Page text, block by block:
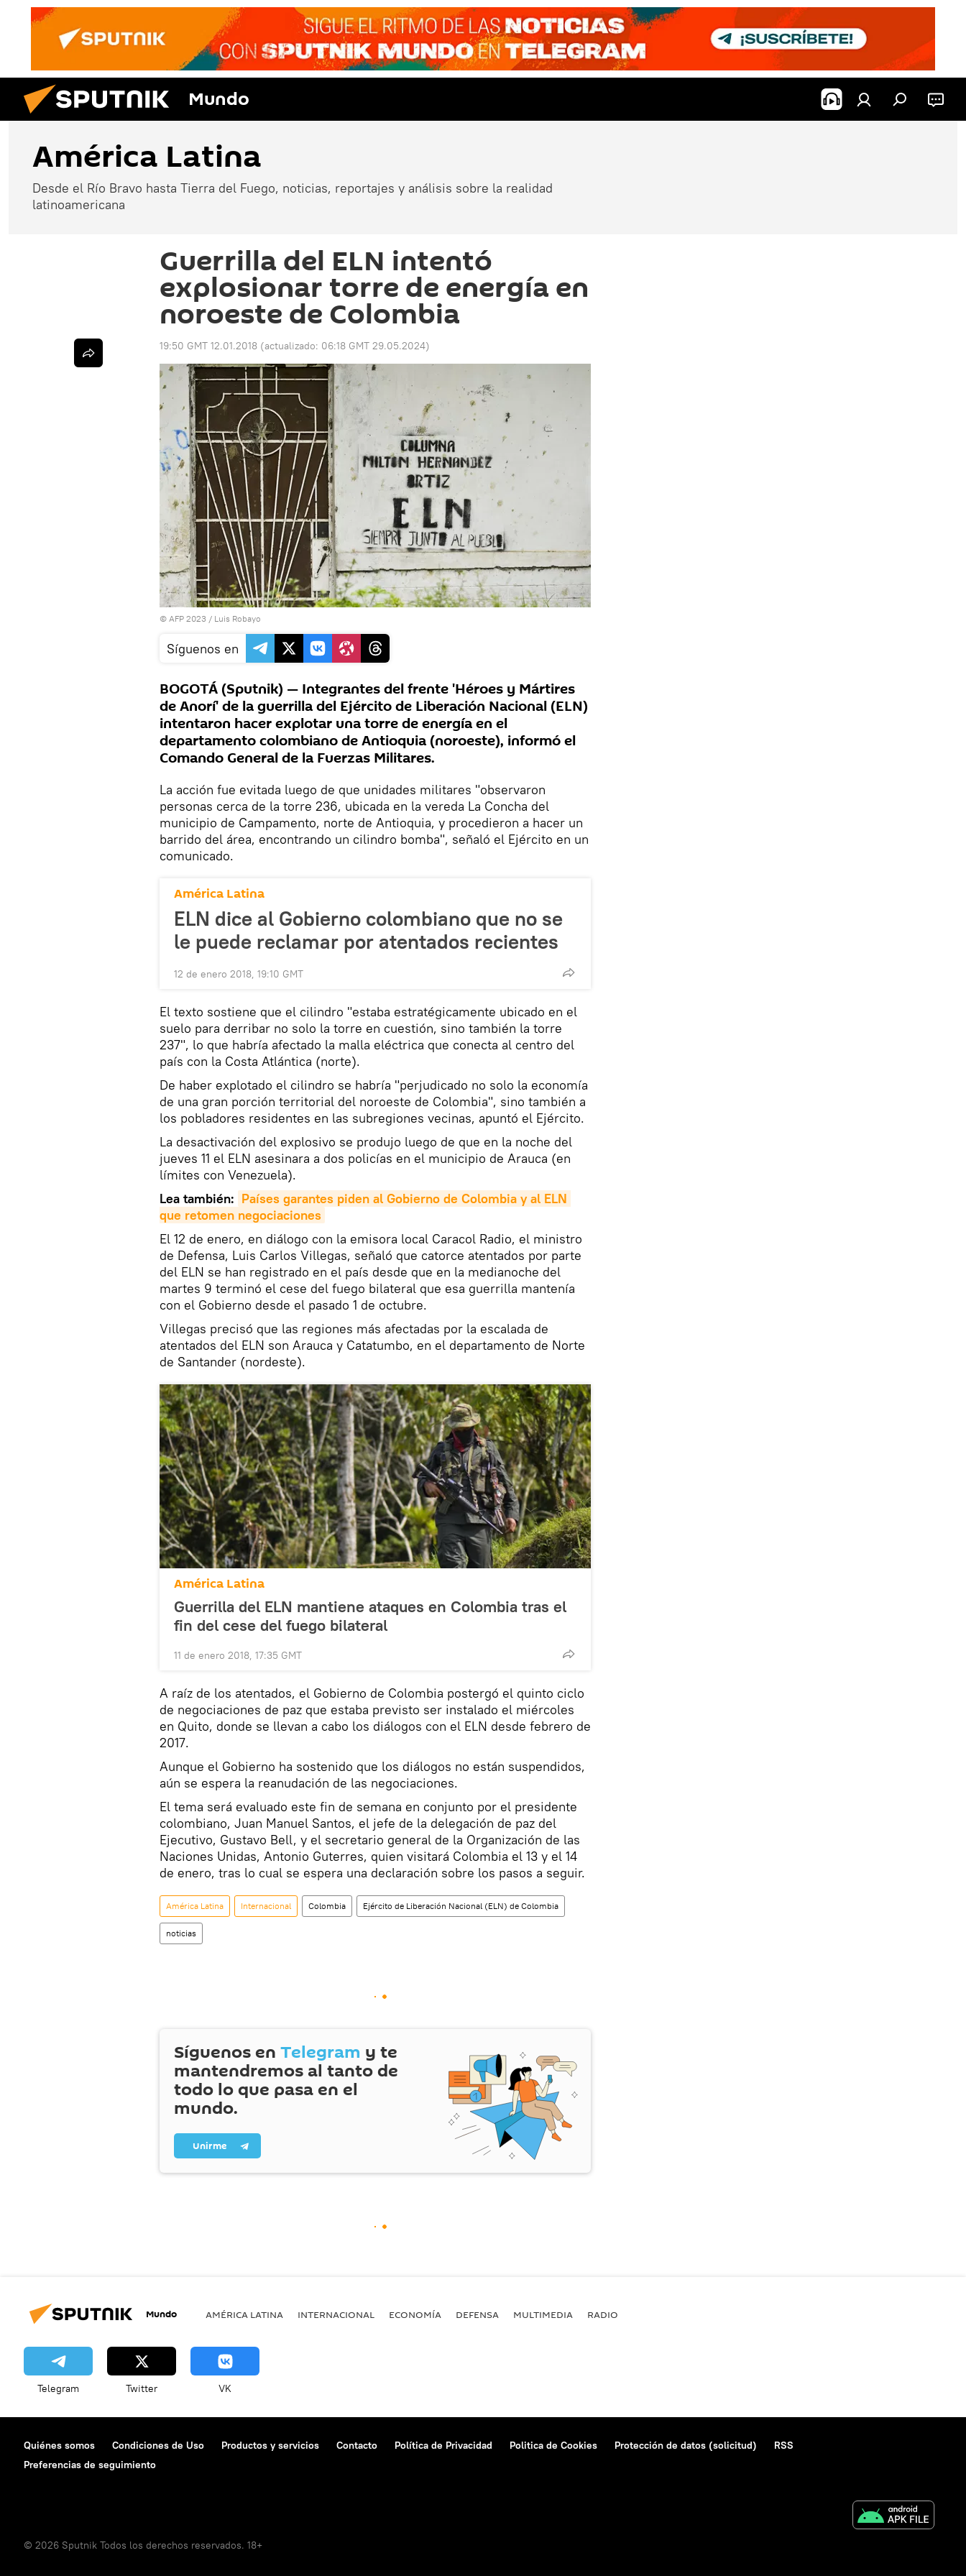
Mundo
América Latina
Desde el Río Bravo hasta Tierra del Fuego, noticias, reportajes y análisis sobre la realidad
latinoamericana
Guerrilla del ELN intentó
explosionar torre de energía en
noroeste de Colombia
19:50 GMT 12.01.2018 (actualizado: 06:18 GMT 29.05.2024)
© AFP 2023 / Luis Robayo
Síguenos en
BOGOTÁ (Sputnik) — Integrantes del frente 'Héroes y Mártires
de Anorí' de la guerrilla del Ejército de Liberación Nacional (ELN)
intentaron hacer explotar una torre de energía en el
departamento colombiano de Antioquia (noroeste), informó el
Comando General de la Fuerzas Militares.
La acción fue evitada luego de que unidades militares "observaron
personas cerca de la torre 236, ubicada en la vereda La Concha del
municipio de Campamento, norte de Antioquia, y procedieron a hacer un
barrido del área, encontrando un cilindro bomba", señaló el Ejército en un
comunicado.
América Latina
ELN dice al Gobierno colombiano que no se
le puede reclamar por atentados recientes
12 de enero 2018, 19:10 GMT
El texto sostiene que el cilindro "estaba estratégicamente ubicado en el
suelo para derribar no solo la torre en cuestión, sino también la torre
237", lo que habría afectado la malla eléctrica que conecta al centro del
país con la Costa Atlántica (norte).
De haber explotado el cilindro se habría "perjudicado no solo la economía
de una gran porción territorial del noroeste de Colombia", sino también a
los pobladores residentes en las subregiones vecinas, apuntó el Ejército.
La desactivación del explosivo se produjo luego de que en la noche del
jueves 11 el ELN asesinara a dos policías en el municipio de Arauca (en
límites con Venezuela).
Lea también: Países garantes piden al Gobierno de Colombia y al ELN
que retomen negociaciones
El 12 de enero, en diálogo con la emisora local Caracol Radio, el ministro
de Defensa, Luis Carlos Villegas, señaló que catorce atentados por parte
del ELN se han registrado en el país desde que en la medianoche del
martes 9 terminó el cese del fuego bilateral que esa guerrilla mantenía
con el Gobierno desde el pasado 1 de octubre.
Villegas precisó que las regiones más afectadas por la escalada de
atentados del ELN son Arauca y Catatumbo, en el departamento de Norte
de Santander (nordeste).
América Latina
Guerrilla del ELN mantiene ataques en Colombia tras el
fin del cese del fuego bilateral
11 de enero 2018, 17:35 GMT
A raíz de los atentados, el Gobierno de Colombia postergó el quinto ciclo
de negociaciones de paz que estaba previsto ser instalado el miércoles
en Quito, donde se llevan a cabo los diálogos con el ELN desde febrero de
2017.
Aunque el Gobierno ha sostenido que los diálogos no están suspendidos,
aún se espera la reanudación de las negociaciones.
El tema será evaluado este fin de semana en conjunto por el presidente
colombiano, Juan Manuel Santos, el jefe de la delegación de paz del
Ejecutivo, Gustavo Bell, y el secretario general de la Organización de las
Naciones Unidas, Antonio Guterres, quien visitará Colombia el 13 y el 14
de enero, tras lo cual se espera una declaración sobre los pasos a seguir.
América Latina Internacional Colombia Ejército de Liberación Nacional (ELN) de Colombia
noticias
Síguenos en Telegram y te
mantendremos al tanto de
todo lo que pasa en el
mundo.
Unirme
Mundo AMÉRICA LATINA INTERNACIONAL ECONOMÍA DEFENSA MULTIMEDIA RADIO
Telegram Twitter VK
Quiénes somos Condiciones de Uso Productos y servicios Contacto Política de Privacidad Politica de Cookies Protección de datos (solicitud)
RSS
Preferencias de seguimiento
© 2026 Sputnik Todos los derechos reservados. 18+